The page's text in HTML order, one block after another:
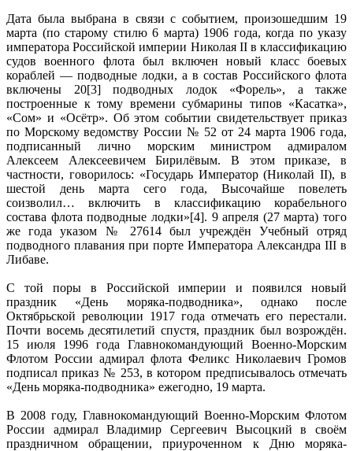
Дата была выбрана в связи с событием, произошедшим 19
марта (по старому стилю 6 марта) 1906 года, когда по указу
императора Российской империи Николая II в классификацию
судов военного флота был включен новый класс боевых
кораблей — подводные лодки, а в состав Российского флота
включены 20[3] подводных лодок «Форель», а также
построенные к тому времени субмарины типов «Касатка»,
«Сом» и «Осётр». Об этом событии свидетельствует приказ
по Морскому ведомству России № 52 от 24 марта 1906 года,
подписанный лично морским министром адмиралом
Алексеем Алексеевичем Бирилёвым. В этом приказе, в
частности, говорилось: «Государь Император (Николай II), в
шестой день марта сего года, Высочайше повелеть
соизволил… включить в классификацию корабельного
состава флота подводные лодки»[4]. 9 апреля (27 марта) того
же года указом № 27614 был учреждён Учебный отряд
подводного плавания при порте Императора Александра III в
Либаве.
С той поры в Российской империи и появился новый
праздник «День моряка-подводника», однако после
Октябрьской революции 1917 года отмечать его перестали.
Почти восемь десятилетий спустя, праздник был возрождён.
15 июля 1996 года Главнокомандующий Военно-Морским
Флотом России адмирал флота Феликс Николаевич Громов
подписал приказ № 253, в котором предписывалось отмечать
«День моряка-подводника» ежегодно, 19 марта.
В 2008 году, Главнокомандующий Военно-Морским Флотом
России адмирал Владимир Сергеевич Высоцкий в своём
праздничном обращении, приуроченном к Дню моряка-